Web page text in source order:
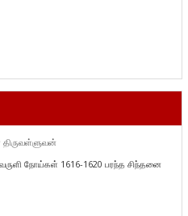
திருவள்ளுவன்
நோய்கள் 1616-1620 பரந்த சிந்தனை